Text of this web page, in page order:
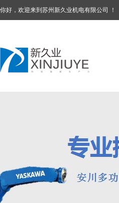
你好，欢迎来到苏州新久业机电有限公司 ！